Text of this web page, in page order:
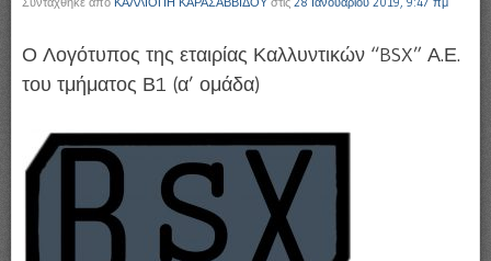
Ο Λογότυπος της εταιρίας Καλλυντικών “BSX” Α.Ε.
του τμήματος Β1 (α’ ομάδα)